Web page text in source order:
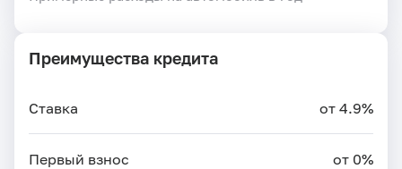
Преимущества кредита
Ставка от 4.9%
Первый взнос от 0%